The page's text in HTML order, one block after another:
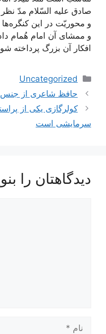
صادق علیه السّلام مدّ
و محوریّت در این کنگره‌ها
و ممشای آن امام هُمام
افکار آن بزرگ پرداخته
دسته‌ها
Uncategorized
ناوبری
نوشته‌ها
حافظ شاعری از جنس
کولرگازی یکی از
سرمایشی است
دیدگاهتان را